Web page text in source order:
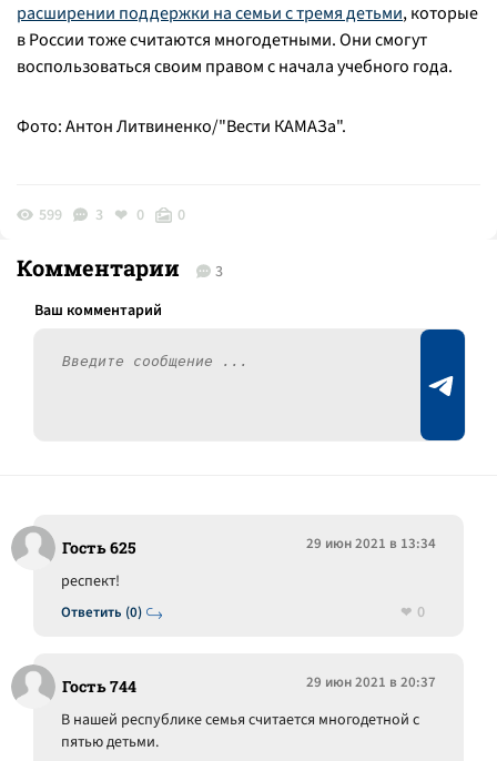
расширении поддержки на семьи с тремя детьми, которые
в России тоже считаются многодетными. Они смогут
воспользоваться своим правом с начала учебного года.
Фото: Антон Литвиненко/"Вести КАМАЗа".
599 3 0 0
Комментарии 3
Гость 625 29 июн 2021 в 13:34
Ответить (0)
респект!
0
Гость 744 29 июн 2021 в 20:37
В нашей республике семья считается многодетной с
пятью детьми.